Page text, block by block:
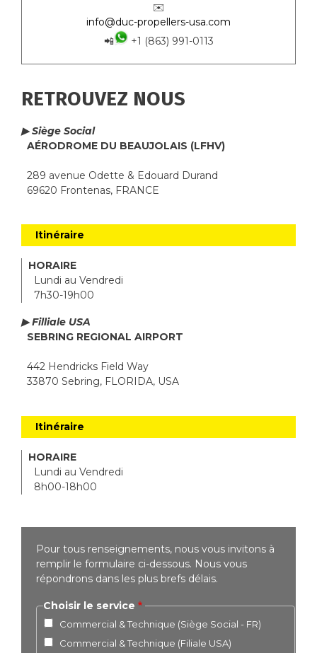
✉️
info@duc-propellers-usa.com
📲
+1 (863) 991-0113
RETROUVEZ NOUS
▶ Siège Social
AÉRODROME DU BEAUJOLAIS (LFHV)
289 avenue Odette & Edouard Durand
69620 Frontenas, FRANCE
Itinéraire
HORAIRE
Lundi au Vendredi
7h30-19h00
▶ Filliale USA
SEBRING REGIONAL AIRPORT
442 Hendricks Field Way
33870 Sebring, FLORIDA, USA
Itinéraire
HORAIRE
Lundi au Vendredi
8h00-18h00
Pour tous renseignements, nous vous invitons à
remplir le formulaire ci-dessous. Nous vous
répondrons dans les plus brefs délais.
Choisir le service
Commercial & Technique (Siège Social - FR)
Commercial & Technique (Filiale USA)